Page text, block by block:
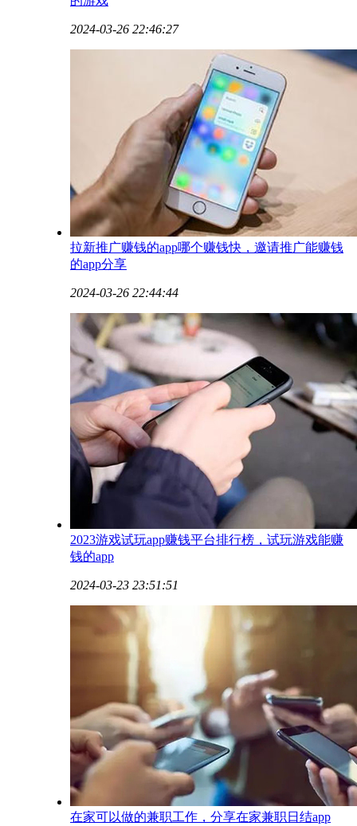
2024-03-26 22:46:27
​拉新推广赚钱的app哪个赚钱快，邀请推广能赚钱
的app分享
2024-03-26 22:44:44
2023游戏试玩app赚钱平台排行榜，试玩游戏能赚
钱的app
2024-03-23 23:51:51
在家可以做的兼职工作，分享在家兼职日结app